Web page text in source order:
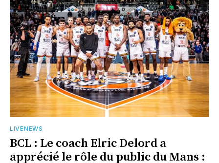
LIVENEWS
BCL : Le coach Elric Delord a
apprécié le rôle du public du Mans :